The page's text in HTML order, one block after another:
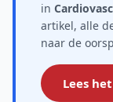
in
artikel, alle
naar de
Lees